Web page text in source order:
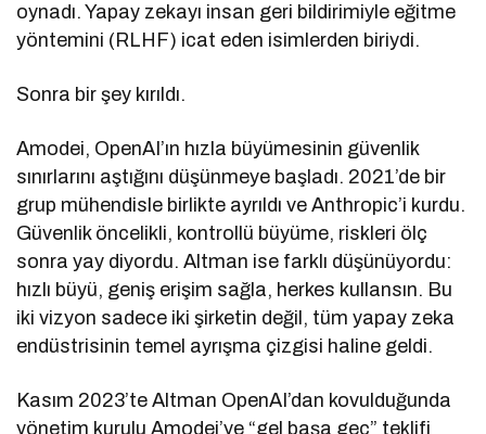
oynadı. Yapay zekayı insan geri bildirimiyle eğitme
yöntemini (RLHF) icat eden isimlerden biriydi.
Sonra bir şey kırıldı.
Amodei, OpenAI’ın hızla büyümesinin güvenlik
sınırlarını aştığını düşünmeye başladı. 2021’de bir
grup mühendisle birlikte ayrıldı ve Anthropic’i kurdu.
Güvenlik öncelikli, kontrollü büyüme, riskleri ölç
sonra yay diyordu. Altman ise farklı düşünüyordu:
hızlı büyü, geniş erişim sağla, herkes kullansın. Bu
iki vizyon sadece iki şirketin değil, tüm yapay zeka
endüstrisinin temel ayrışma çizgisi haline geldi.
Kasım 2023’te Altman OpenAI’dan kovulduğunda
yönetim kurulu Amodei’ye “gel başa geç” teklifi